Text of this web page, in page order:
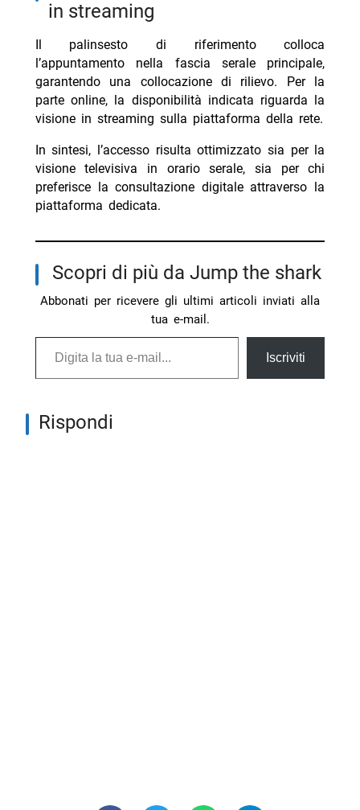
in streaming
Il palinsesto di riferimento colloca
l’appuntamento nella fascia serale principale,
garantendo una collocazione di rilievo. Per la
parte online, la disponibilità indicata riguarda la
visione in streaming sulla piattaforma della rete.
In sintesi, l’accesso risulta ottimizzato sia per la
visione televisiva in orario serale, sia per chi
preferisce la consultazione digitale attraverso la
piattaforma dedicata.
Scopri di più da Jump the shark
Abbonati per ricevere gli ultimi articoli inviati alla
tua e-mail.
Digita la tua e-mail...
Iscriviti
Rispondi